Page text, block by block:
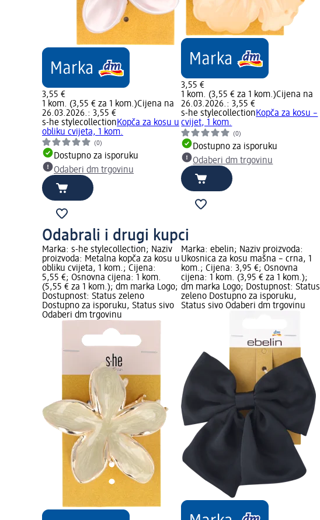
3,55 €
1 kom. (3,55 € za 1 kom.)Cijena na
26.03.2026.: 3,55 €
s-he stylecollectionKopča za kosu u
obliku cvijeta, 1 kom.
(0)
Dostupno za isporuku
Odaberi dm trgovinu
3,55 €
1 kom. (3,55 € za 1 kom.)Cijena na
26.03.2026.: 3,55 €
s-he stylecollectionKopča za kosu –
cvijet, 1 kom.
(0)
Dostupno za isporuku
Odaberi dm trgovinu
Odabrali i drugi kupci
Marka: s-he stylecollection; Naziv
proizvoda: Metalna kopča za kosu u
obliku cvijeta, 1 kom.; Cijena:
5,55 €; Osnovna cijena: 1 kom.
(5,55 € za 1 kom.); dm marka Logo;
Dostupnost: Status zeleno
Dostupno za isporuku, Status sivo
Odaberi dm trgovinu
Marka: ebelin; Naziv proizvoda:
Ukosnica za kosu mašna – crna, 1
kom.; Cijena: 3,95 €; Osnovna
cijena: 1 kom. (3,95 € za 1 kom.);
dm marka Logo; Dostupnost: Status
zeleno Dostupno za isporuku,
Status sivo Odaberi dm trgovinu